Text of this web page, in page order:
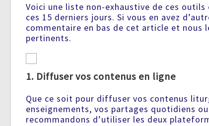
Voici une liste non-exhaustive de ces
ces 15 derniers jours. Si vous en avez
commentaire en bas de cet article et
pertinents.
1. Diffuser vos contenus en ligne
Que ce soit pour diffuser vos contenus
enseignements, vos partages quotidiens
recommandons d’utiliser les deux